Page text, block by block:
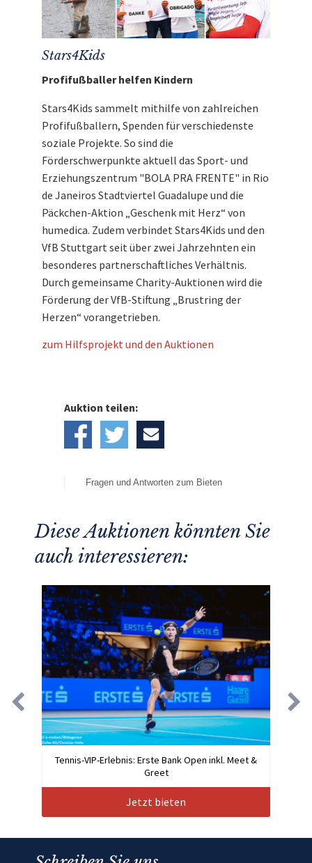
Stars4Kids
Profifußballer helfen Kindern
Stars4Kids sammelt mithilfe von zahlreichen
Profifußballern, Spenden für verschiedenste
soziale Projekte. So sind die
Förderschwerpunkte aktuell das Sport- und
Erziehungszentrum "BOLA PRA FRENTE" in Rio
de Janeiros Stadtviertel Guadalupe und die
Päckchen-Aktion „Geschenk mit Herz“ von
humedica. Zudem verbindet Stars4Kids und den
VfB Stuttgart seit über zwei Jahrzehnten ein
besonderes partnerschaftliches Verhältnis.
Durch gemeinsame Charity-Auktionen wird die
Förderung der VfB-Stiftung „Brustring der
Herzen“ vorangetrieben.
zum Hilfsprojekt und den Auktionen
Auktion teilen:
Fragen und Antworten zum Bieten
Diese Auktionen könnten Sie
auch interessieren:
Tennis-VIP-Erlebnis: Erste Bank Open inkl. Meet &
Greet
Jetzt bieten